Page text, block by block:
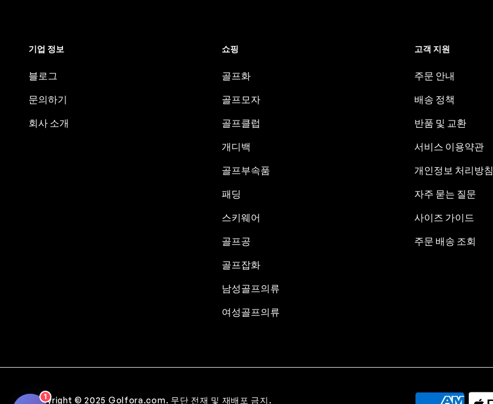
기업 정보
블로그
문의하기
회사 소개
쇼핑
골프화
골프모자
골프클럽
개디백
골프부속품
패딩
스키웨어
골프공
골프잡화
남성골프의류
여성골프의류
고객 지원
주문 안내
배송 정책
반품 및 교환
서비스 이용약관
개인정보 처리방침
자주 묻는 질문
사이즈 가이드
주문 배송 조회
Copyright © 2025 Golfora.com. 무단 전재 및 재배포 금지.
1